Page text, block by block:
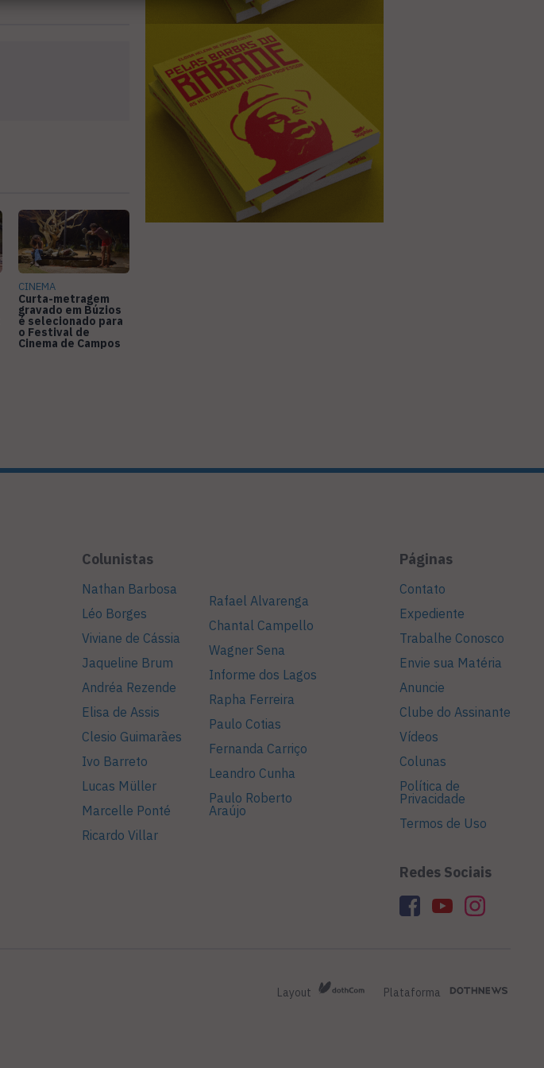
CINEMA
Curta-metragem
gravado em Búzios
é selecionado para
o Festival de
Cinema de Campos
Colunistas
Nathan Barbosa
Léo Borges
Viviane de Cássia
Jaqueline Brum
Andréa Rezende
Elisa de Assis
Clesio Guimarães
Ivo Barreto
Lucas Müller
Marcelle Ponté
Ricardo Villar
Rafael Alvarenga
Chantal Campello
Wagner Sena
Informe dos Lagos
Rapha Ferreira
Paulo Cotias
Fernanda Carriço
Leandro Cunha
Paulo Roberto
Araújo
Páginas
Contato
Expediente
Trabalhe Conosco
Envie sua Matéria
Anuncie
Clube do Assinante
Vídeos
Colunas
Política de
Privacidade
Termos de Uso
Redes Sociais
Layout Plataforma